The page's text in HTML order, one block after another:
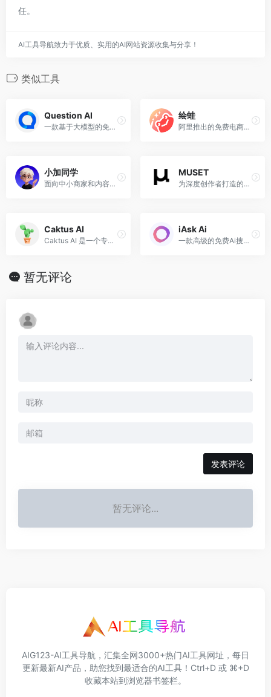
任。
AI工具导航致力于优质、实用的AI网站资源收集与分享！
类似工具
Question AI
一款基于大模型的免费的AI问答助手、总结器、AI搜索引擎
绘蛙
阿里推出的免费电商图片、视频创作平台，支持高清商品图生成与营销视频制作。
小加同学
面向中小商家和内容创作者的 AI 内容营销智能体，一句话生成图文、方案、PPT 和封面配图。
MUSET
为深度创作者打造的AI原生工作空间
Caktus AI
Caktus AI 是一个专为学生和教师打造的教育工具，可以帮助论文写作、数学问题、编程助手、语言学习等等！
iAsk Ai
一款高级的免费Ai搜索引擎，可以向Ai询问任何问题
暂无评论
发表评论
暂无评论...
AIG123-AI工具导航，汇集全网3000+热门AI工具网址，每日
更新最新AI产品，助您找到最适合的AI工具！Ctrl+D 或 ⌘+D
收藏本站到浏览器书签栏。